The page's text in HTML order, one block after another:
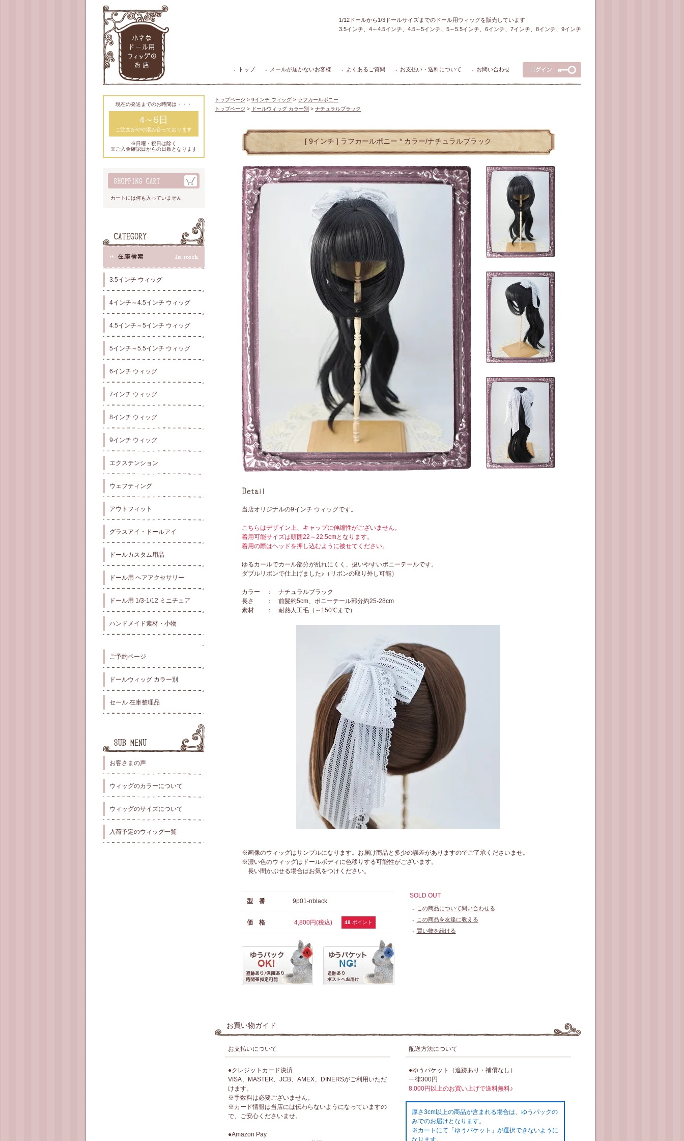
1/12ドールから1/3ドールサイズまでのドール用ウィッグを販売しています
3.5インチ、4～4.5インチ、4.5～5インチ、5～5.5インチ、6インチ、7インチ、8インチ、9インチ
● トップ ● メールが届かないお客様 ● よくあるご質問 ● お支払い・送料について ● お問い合わせ
現在の発送までのお時間は・・・
4～5日
ご注文がやや混み合っております
※日曜・祝日は除く
※ご入金確認日からの日数となります
カートには何も入っていません
3.5インチ ウィッグ
4インチ～4.5インチ ウィッグ
4.5インチ～5インチ ウィッグ
5インチ～5.5インチ ウィッグ
6インチ ウィッグ
7インチ ウィッグ
8インチ ウィッグ
9インチ ウィッグ
エクステンション
ウェフティング
アウトフィット
グラスアイ・ドールアイ
ドールカスタム用品
ドール用 ヘアアクセサリー
ドール用 1/3-1/12 ミニチュア
ハンドメイド素材・小物
ご予約ページ
ドールウィッグ カラー別
セール 在庫整理品
お客さまの声
ウィッグのカラーについて
ウィッグのサイズについて
入荷予定のウィッグ一覧
トップページ > 9インチ ウィッグ > ラフカールポニー
トップページ > ドールウィッグ カラー別 > ナチュラルブラック
[ 9インチ ] ラフカールポニー * カラー/ナチュラルブラック
当店オリジナルの9インチ ウィッグです。
こちらはデザイン上、キャップに伸縮性がございません。
着用可能サイズは頭囲22～22.5cmとなります。
着用の際はヘッドを押し込むように被せてください。
ゆるカールでカール部分が乱れにくく、扱いやすいポニーテールです。
ダブルリボンで仕上げました♪（リボンの取り外し可能）
カラー ： ナチュラルブラック
長さ ： 前髪約5cm、ポニーテール部分約25-28cm
素材 ： 耐熱人工毛（～150℃まで）
※画像のウィッグはサンプルになります。お届け商品と多少の誤差がありますのでご了承くださいませ。
※濃い色のウィッグはドールボディに色移りする可能性がございます。
長い間かぶせる場合はお気をつけください。
型 番 9p01-nblack
価 格 4,800円(税込) 48ポイント
SOLD OUT
● この商品について問い合わせる
● この商品を友達に教える
● 買い物を続ける
お買い物ガイド
お支払いについて
●クレジットカード決済
VISA、MASTER、JCB、AMEX、DINERSがご利用いただ
けます。
※手数料は必要ございません。
※カード情報は当店には伝わらないようになっていますの
で、ご安心くださいませ。
●Amazon Pay
配送方法について
●ゆうパケット（追跡あり・補償なし）
一律300円
8,000円以上のお買い上げで送料無料♪
厚さ3cm以上の商品が含まれる場合は、ゆうパックの
みでのお届けとなります。
※カートにて「ゆうパケット」が選択できないように
なります。